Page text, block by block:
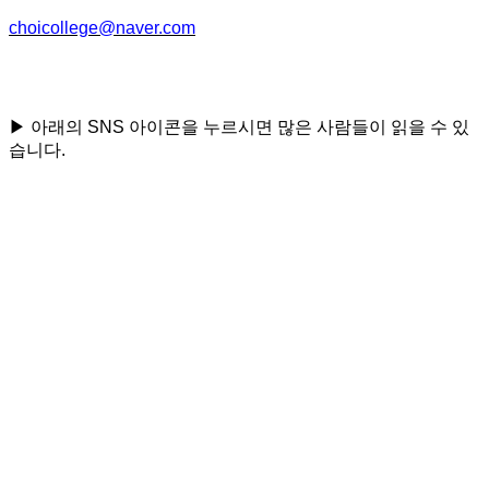
choicollege@naver.com
▶ 아래의 SNS 아이콘을 누르시면 많은 사람들이 읽을 수 있
습니다.